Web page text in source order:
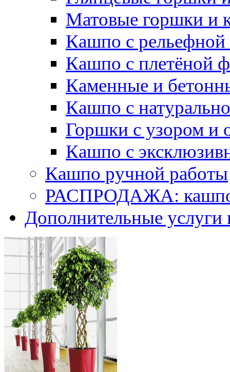
Матовые горшки и
Кашпо с рельефной
Кашпо с плетёной
Каменные и
Кашпо с
Горшки с узором и
Кашпо с
Кашпо ручной работы
РАСПРОДАЖА: кашпо
Дополнительные услуги